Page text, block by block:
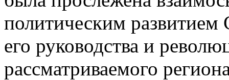
политическим развитием
его руководства и
рассматриваемого